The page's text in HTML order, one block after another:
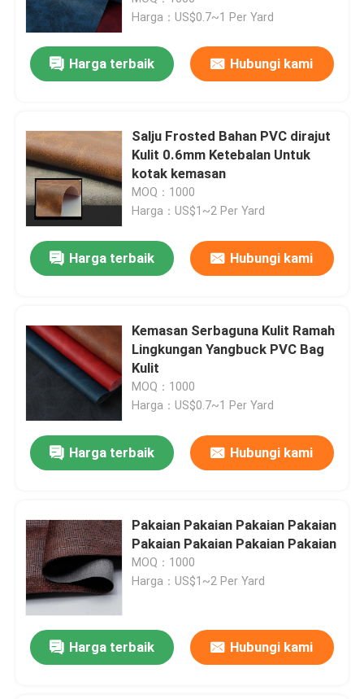
Harga：US$0.7~1 Per Yard
Harga terbaik Hubungi kami
Salju Frosted Bahan PVC dirajut
Kulit 0.6mm Ketebalan Untuk
kotak kemasan
MOQ：1000
Harga：US$1~2 Per Yard
Harga terbaik Hubungi kami
Kemasan Serbaguna Kulit Ramah
Lingkungan Yangbuck PVC Bag
Kulit
MOQ：1000
Harga：US$0.7~1 Per Yard
Harga terbaik Hubungi kami
Pakaian Pakaian Pakaian Pakaian
Pakaian Pakaian Pakaian Pakaian
MOQ：1000
Harga：US$1~2 Per Yard
Harga terbaik Hubungi kami